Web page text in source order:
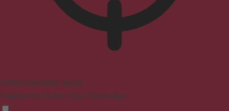
ADHD-freundlicher Modus
Fokussiertes Surfen, ohne Ablenkungen